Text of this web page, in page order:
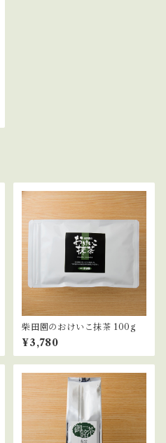
柴田園のおけいこ抹茶 100g
¥3,780